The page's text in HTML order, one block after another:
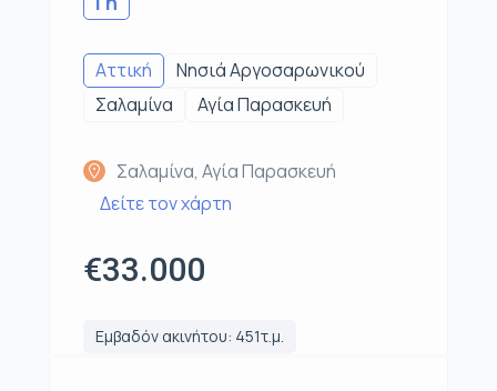
Αττική
Νησιά Αργοσαρωνικού
Σαλαμίνα
Αγία Παρασκευή
Σαλαμίνα, Αγία Παρασκευή
Δείτε τον χάρτη
€33.000
Εμβαδόν ακινήτου: 451τ.μ.